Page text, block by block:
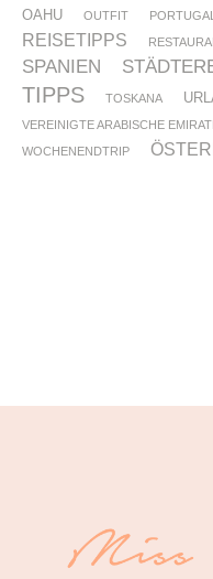
OAHU OUTFIT PORTUGAL
REISETIPPS
SPANIEN
TIPPS TOSKANA
VEREINIGTE ARABISCHE
WOCHENENDTRIP